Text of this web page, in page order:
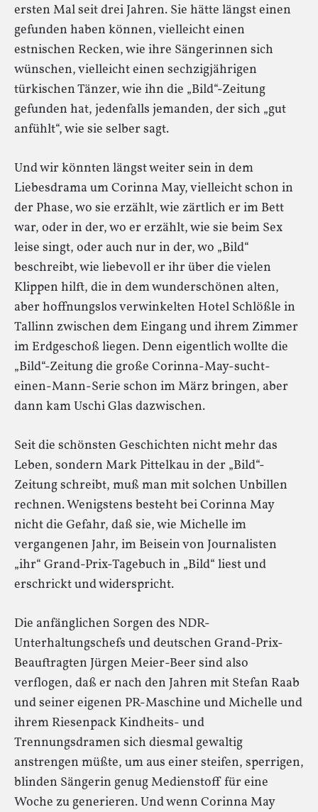
ersten Mal seit drei Jahren. Sie hätte längst einen
gefunden haben können, vielleicht einen
estnischen Recken, wie ihre Sängerinnen sich
wünschen, vielleicht einen sechzigjährigen
türkischen Tänzer, wie ihn die „Bild“-Zeitung
gefunden hat, jedenfalls jemanden, der sich „gut
anfühlt“, wie sie selber sagt.
Und wir könnten längst weiter sein in dem
Liebesdrama um Corinna May, vielleicht schon in
der Phase, wo sie erzählt, wie zärtlich er im Bett
war, oder in der, wo er erzählt, wie sie beim Sex
leise singt, oder auch nur in der, wo „Bild“
beschreibt, wie liebevoll er ihr über die vielen
Klippen hilft, die in dem wunderschönen alten,
aber hoffnungslos verwinkelten Hotel Schlößle in
Tallinn zwischen dem Eingang und ihrem Zimmer
im Erdgeschoß liegen. Denn eigentlich wollte die
„Bild“-Zeitung die große Corinna-May-sucht-
einen-Mann-Serie schon im März bringen, aber
dann kam Uschi Glas dazwischen.
Seit die schönsten Geschichten nicht mehr das
Leben, sondern Mark Pittelkau in der „Bild“-
Zeitung schreibt, muß man mit solchen Unbillen
rechnen. Wenigstens besteht bei Corinna May
nicht die Gefahr, daß sie, wie Michelle im
vergangenen Jahr, im Beisein von Journalisten
„ihr“ Grand-Prix-Tagebuch in „Bild“ liest und
erschrickt und widerspricht.
Die anfänglichen Sorgen des NDR-
Unterhaltungschefs und deutschen Grand-Prix-
Beauftragten Jürgen Meier-Beer sind also
verflogen, daß er nach den Jahren mit Stefan Raab
und seiner eigenen PR-Maschine und Michelle und
ihrem Riesenpack Kindheits- und
Trennungsdramen sich diesmal gewaltig
anstrengen müßte, um aus einer steifen, sperrigen,
blinden Sängerin genug Medienstoff für eine
Woche zu generieren. Und wenn Corinna May